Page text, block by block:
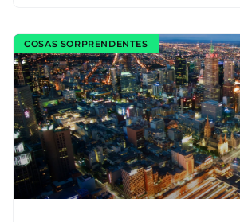
COSAS SORPRENDENTES